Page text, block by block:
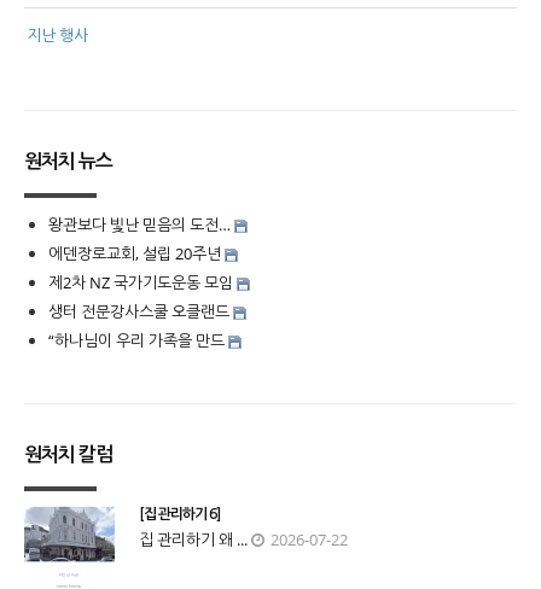
지난 행사
원처치 뉴스
왕관보다 빛난 믿음의 도전…
에덴장로교회, 설립 20주년
제2차 NZ 국가기도운동 모임
생터 전문강사스쿨 오클랜드
“하나님이 우리 가족을 만드
원처치 칼럼
[집 관리하기 6]
집 관리하기 왜 ... 2026-07-22